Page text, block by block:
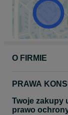
O FIRMIE
PRAWA
Twoje zakupy
prawo